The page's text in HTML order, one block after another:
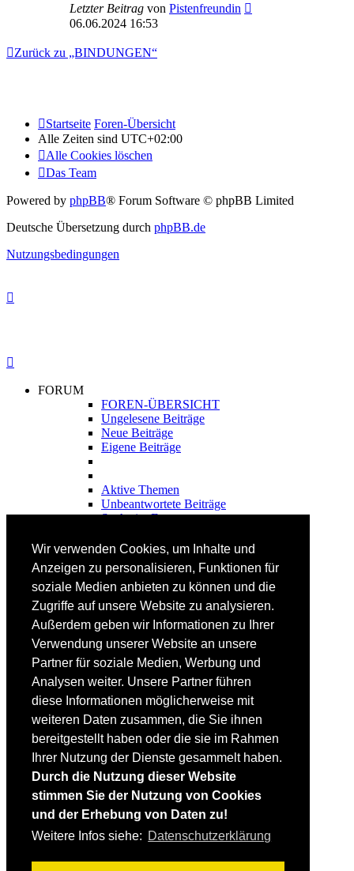
Wir verwenden Cookies, um Inhalte und
Anzeigen zu personalisieren, Funktionen für
soziale Medien anbieten zu können und die
Zugriffe auf unsere Website zu analysieren.
Außerdem geben wir Informationen zu Ihrer
Verwendung unserer Website an unsere
Partner für soziale Medien, Werbung und
Analysen weiter. Unsere Partner führen
diese Informationen möglicherweise mit
weiteren Daten zusammen, die Sie ihnen
bereitgestellt haben oder die sie im Rahmen
Ihrer Nutzung der Dienste gesammelt haben.
Durch die Nutzung dieser Website
stimmen Sie der Nutzung von Cookies
und der Erhebung von Daten zu!
Weitere Infos siehe: Datenschutzerklärung
Letzter Beitrag von Pistenfreundin
06.06.2024 16:53
Zurück zu „BINDUNGEN“
Startseite Foren-Übersicht
Alle Zeiten sind UTC+02:00
Alle Cookies löschen
Das Team
Powered by phpBB® Forum Software © phpBB Limited
Deutsche Übersetzung durch phpBB.de
Nutzungsbedingungen
FORUM
FOREN-ÜBERSICHT
Ungelesene Beiträge
Neue Beiträge
Eigene Beiträge
Aktive Themen
Unbeantwortete Beiträge
Suche im Forum
FAHRTECHNIK
Fortgeschrittene
Lehrplan
Videoanalyse
SKI
SKITEST
Ski-FAQ
Tipps Ski-Kauf
Ski-Typen
Skishops
EQUIPMENT
Skibekleidung
Skischuhe
Bootfitting
Skihelme
Skiservice selbst